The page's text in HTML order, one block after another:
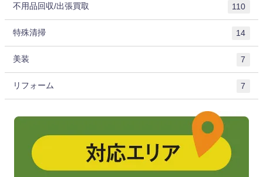
不用品回収/出張買取 110
特殊清掃 14
美装 7
リフォーム 7